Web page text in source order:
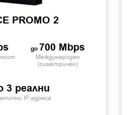
PROMO 2
700 Mbps
Международен
(симетричен)
3 реални
IP адреса